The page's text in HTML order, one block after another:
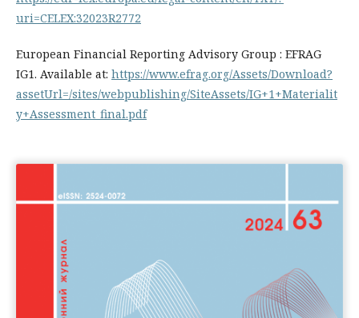
uri=CELEX:32023R2772
European Financial Reporting Advisory Group : EFRAG
IG1. Available at: https://www.efrag.org/Assets/Download?
assetUrl=/sites/webpublishing/SiteAssets/IG+1+Materialit
y+Assessment_final.pdf